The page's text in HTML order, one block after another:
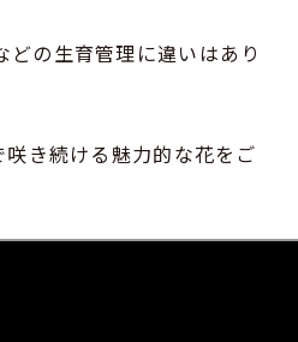
の生育管理に違いはあり
き続ける魅力的な花をご